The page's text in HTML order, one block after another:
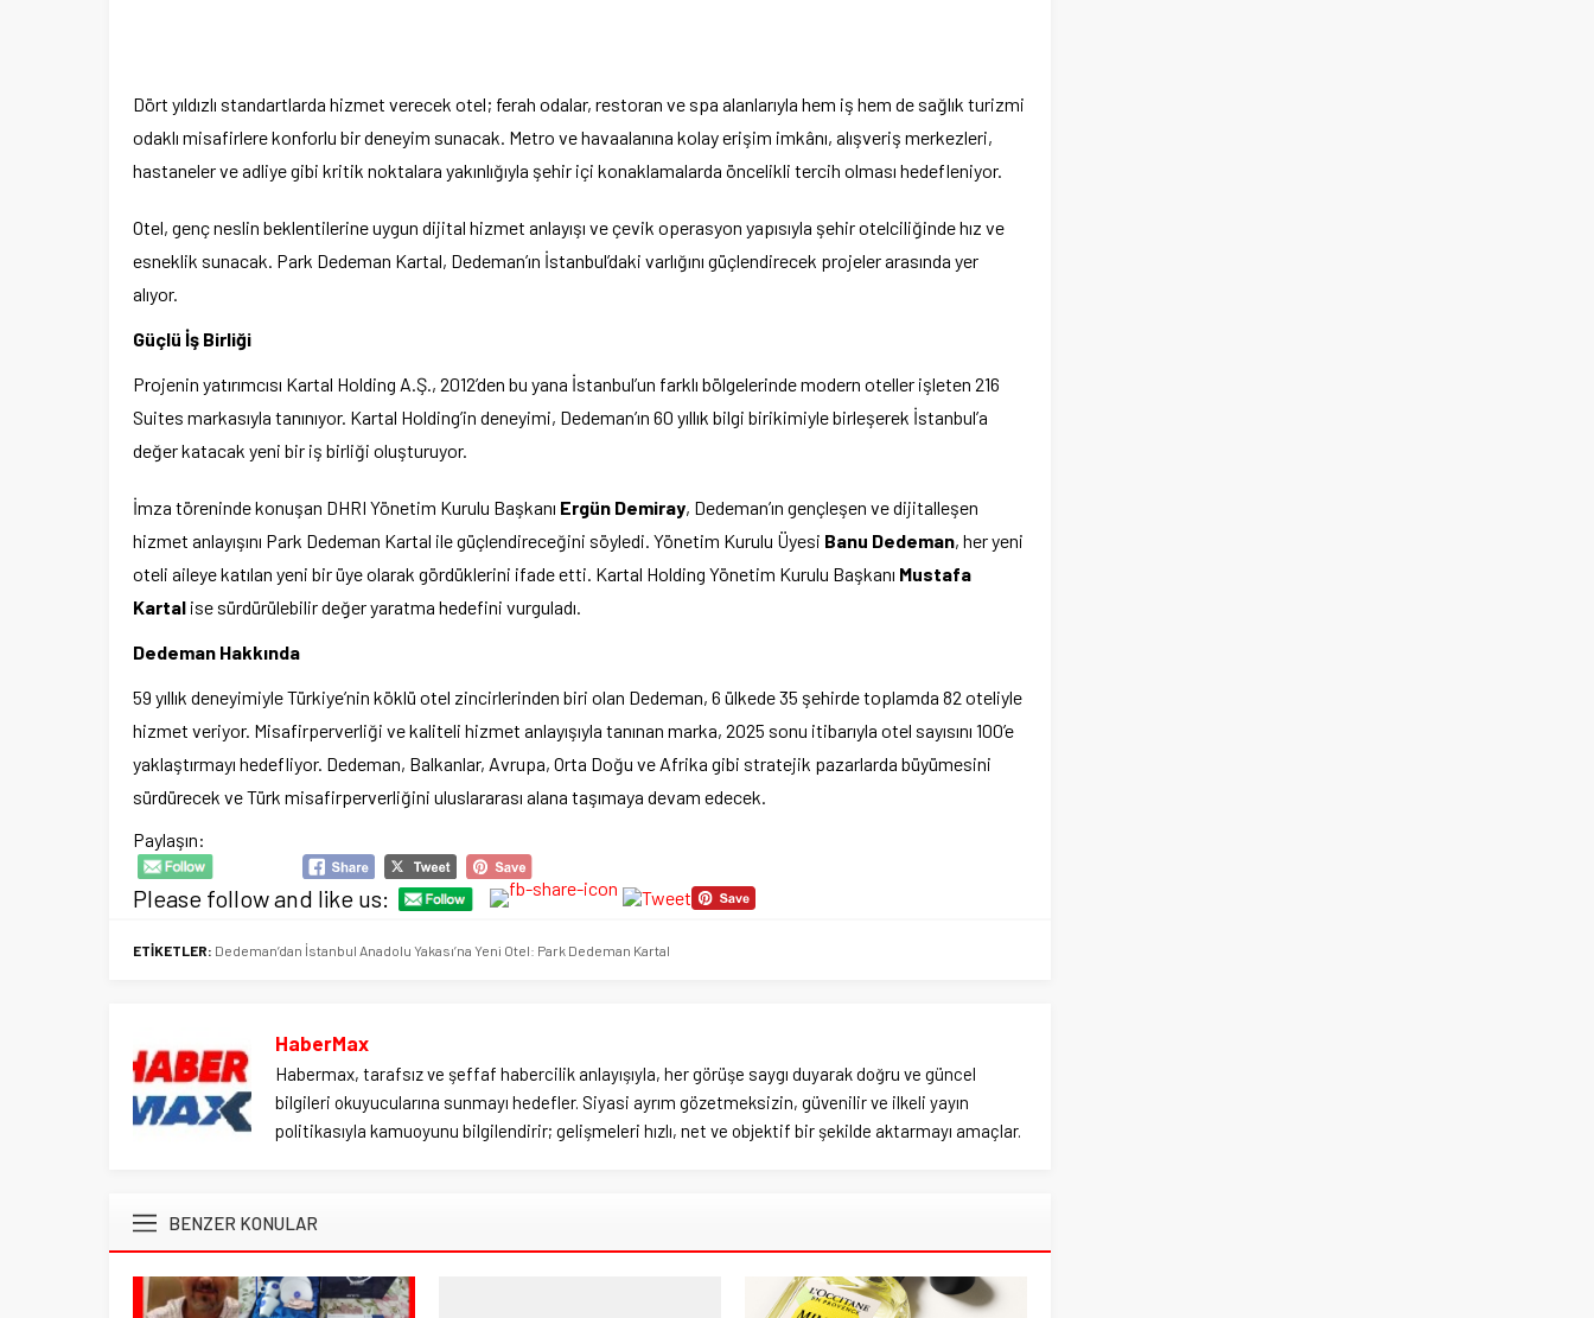
Dört yıldızlı standartlarda hizmet verecek otel; ferah odalar, restoran ve spa alanlarıyla hem iş hem de sağlık turizmi
odaklı misafirlere konforlu bir deneyim sunacak. Metro ve havaalanına kolay erişim imkânı, alışveriş merkezleri,
hastaneler ve adliye gibi kritik noktalara yakınlığıyla şehir içi konaklamalarda öncelikli tercih olması hedefleniyor.
Otel, genç neslin beklentilerine uygun dijital hizmet anlayışı ve çevik operasyon yapısıyla şehir otelciliğinde hız ve
esneklik sunacak. Park Dedeman Kartal, Dedeman’ın İstanbul’daki varlığını güçlendirecek projeler arasında yer
alıyor.
Güçlü İş Birliği
Projenin yatırımcısı Kartal Holding A.Ş., 2012’den bu yana İstanbul’un farklı bölgelerinde modern oteller işleten 216
Suites markasıyla tanınıyor. Kartal Holding’in deneyimi, Dedeman’ın 60 yıllık bilgi birikimiyle birleşerek İstanbul’a
değer katacak yeni bir iş birliği oluşturuyor.
İmza töreninde konuşan DHRI Yönetim Kurulu Başkanı Ergün Demiray, Dedeman’ın gençleşen ve dijitalleşen
hizmet anlayışını Park Dedeman Kartal ile güçlendireceğini söyledi. Yönetim Kurulu Üyesi Banu Dedeman, her yeni
oteli aileye katılan yeni bir üye olarak gördüklerini ifade etti. Kartal Holding Yönetim Kurulu Başkanı Mustafa
Kartal ise sürdürülebilir değer yaratma hedefini vurguladı.
Dedeman Hakkında
59 yıllık deneyimiyle Türkiye’nin köklü otel zincirlerinden biri olan Dedeman, 6 ülkede 35 şehirde toplamda 82 oteliyle
hizmet veriyor. Misafirperverliği ve kaliteli hizmet anlayışıyla tanınan marka, 2025 sonu itibarıyla otel sayısını 100’e
yaklaştırmayı hedefliyor. Dedeman, Balkanlar, Avrupa, Orta Doğu ve Afrika gibi stratejik pazarlarda büyümesini
sürdürecek ve Türk misafirperverliğini uluslararası alana taşımaya devam edecek.
Paylaşın:
Please follow and like us:
ETİKETLER: Dedeman’dan İstanbul Anadolu Yakası’na Yeni Otel: Park Dedeman Kartal
HaberMax
Habermax, tarafsız ve şeffaf habercilik anlayışıyla, her görüşe saygı duyarak doğru ve güncel
bilgileri okuyucularına sunmayı hedefler. Siyasi ayrım gözetmeksizin, güvenilir ve ilkeli yayın
politikasıyla kamuoyunu bilgilendirir; gelişmeleri hızlı, net ve objektif bir şekilde aktarmayı amaçlar.
BENZER KONULAR